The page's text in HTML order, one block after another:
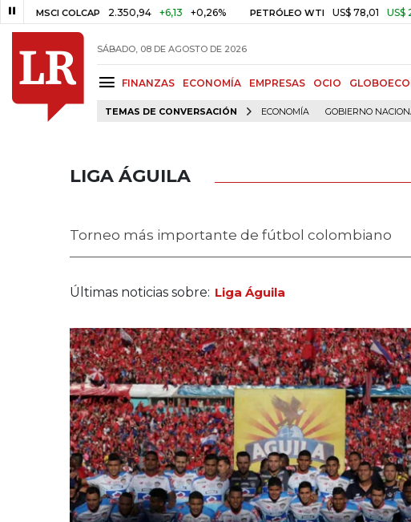
COLCAP 2.350,94 +6,13 +0,26% PETRÓLEO WTI US$ 78,01 US$ 2,92
SÁBADO, 08 DE AGOSTO DE 2026
FINANZAS ECONOMÍA EMPRESAS OCIO
TEMAS DE CONVERSACIÓN ECONOMÍA GOBIERNO
LIGA ÁGUILA
Torneo más importante de fútbol colombiano
Últimas noticias sobre: Liga Águila